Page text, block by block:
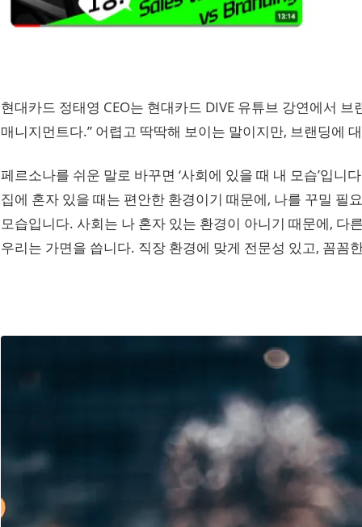
현대카드 정태영 CEO는 현대카드 DIVE 유튜브 강연에서
매니지먼트다.” 어렵고 딱딱해 보이는 말이지만, 브랜딩에
페르소나를 쉬운 말로 바꾸면 ‘사회에 있을 때 내 모습’입니
집에 혼자 있을 때는 편안한 환경이기 때문에, 나를 꾸밀 필
모습입니다. 사회는 나 혼자 있는 환경이 아니기 때문에, 다
우리는 가면을 씁니다. 직장 환경에 맞게 전문성 있고, 꼼꼼